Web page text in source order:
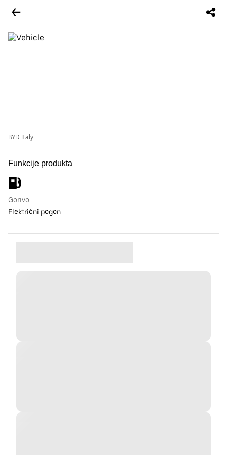
BYD Italy
Funkcije produkta
Gorivo
Električni pogon